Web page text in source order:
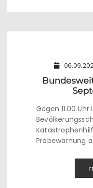
Gegen 11.00
Probewarnung